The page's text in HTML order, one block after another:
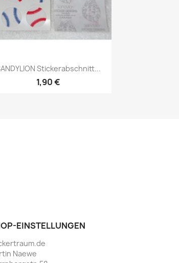
Stickerabschnitt...
1,90 €
EINSTELLUNGEN
Naewe